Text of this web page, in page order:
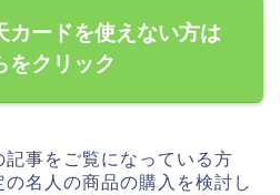
カードを使えない方は
をクリック
記事をご覧になっている方
名人の商品の購入を検討し